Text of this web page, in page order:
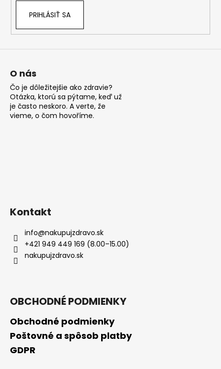
ý
p
u
PRIHLÁSIŤ SA
O nás
Čo je dôležitejšie ako zdravie?
Otázka, ktorú sa pýtame, keď už
je často neskoro. A verte, že
vieme, o čom hovoříme.
Kontakt
info@nakupujzdravo.sk
+421 949 449 169 (8.00–15.00)
nakupujzdravo.sk
OBCHODNÉ PODMIENKY
Obchodné podmienky
Poštovné a spôsob platby
GDPR